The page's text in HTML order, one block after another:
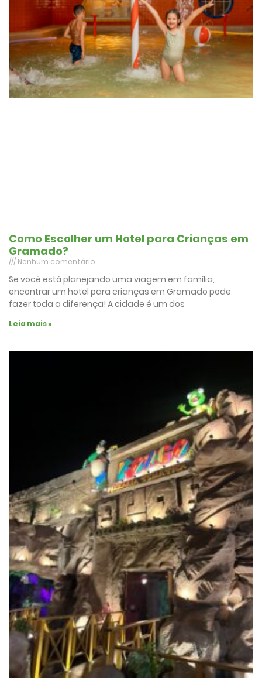
Como Escolher um Hotel para Crianças em
Gramado?
Nenhum comentário
Se você está planejando uma viagem em família,
encontrar um hotel para crianças em Gramado pode
fazer toda a diferença! A cidade é um dos
Leia mais »